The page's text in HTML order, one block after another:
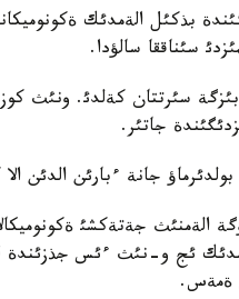
بذكئل الةمدئك
سئناققا سالؤدا.
سئرتتان كةلدئ. ونئث
جاتئر.
بولدئرماؤ جانة ءبارئن الدئن
ةمةس.